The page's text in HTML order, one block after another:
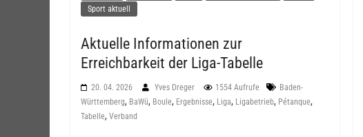
Sport aktuell
Aktuelle Informationen zur
Erreichbarkeit der Liga-Tabelle
20. 04. 2026 Yves Dreger 1554 Aufrufe
Baden-
Württemberg, BaWü, Boule, Ergebnisse, Liga, Ligabetrieb, Pétanque,
Tabelle, Verband